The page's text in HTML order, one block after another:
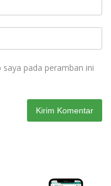
pada peramban ini